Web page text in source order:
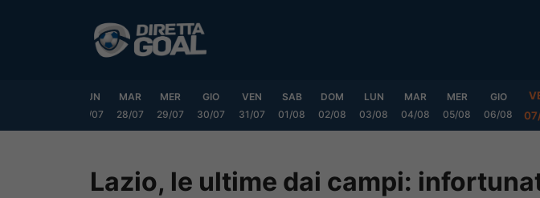
LUN
27/07
MAR
28/07
MER
29/07
GIO
30/07
VEN
31/07
SAB
01/08
DOM
02/08
LUN
03/08
MAR
04/08
MER
05/08
GIO
06/08
Lazio, le ultime dai campi: